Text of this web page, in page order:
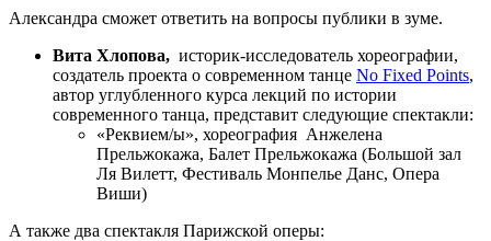
Александра сможет ответить на вопросы публики в зуме.
Вита Хлопова, историк-исследователь хореографии,
создатель проекта о современном танце No Fixed Points,
автор углубленного курса лекций по истории
современного танца, представит следующие спектакли:
«Реквием/ы», хореография Анжелена
Прельжокажа, Балет Прельжокажа (Большой зал
Ля Вилетт, Фестиваль Монпелье Данс, Опера
Виши)
А также два спектакля Парижской оперы: